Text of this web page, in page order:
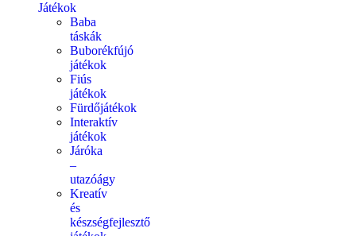
Játékok
Baba
táskák
Buborékfújó
játékok
Fiús
játékok
Fürdőjátékok
Interaktív
játékok
Járóka
–
utazóágy
Kreatív
és
készségfejlesztő